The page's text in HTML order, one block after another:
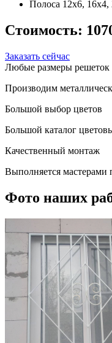
Полоса 12x6,
Стоимость:
Заказать сейчас
Любые размеры решеток
Производим
Большой выбор цветов
Большой каталог
Качественный монтаж
Выполняется
Фото наших